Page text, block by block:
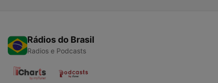
Rádios do Brasil
Radios e Podcasts